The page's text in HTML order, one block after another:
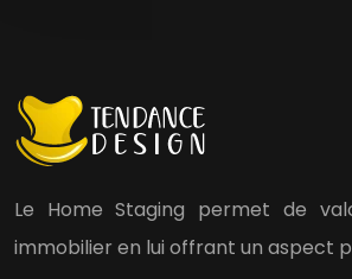
Le Home Staging permet de
immobilier en lui offrant un aspect